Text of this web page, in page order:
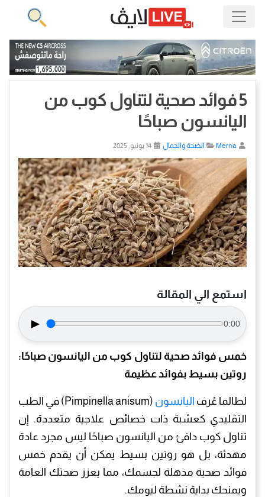
5 فوائد صحية لتناول كوب من
اليانسون صباحًا
Merna الصحة والجمال
استمع الي المقالة
► 0:00
خمس فوائد صحية لتناول كوب من اليانسون صباحًا:
روتين بسيط بفوائد عظيمة
لطالما عُرف اليانسون
(Pimpinella anisum) في الطب
التقليدي كعشبة ذات خصائص علاجية متعددة. إن
تناول كوب دافئ من اليانسون صباحًا ليس مجرد عادة
مهدئة، بل هو روتين بسيط يمكن أن يقدم خمس
فوائد صحية مذهلة لجسمك، مما يعزز صحتك العامة
ويمنحك بداية نشطة ليومك.